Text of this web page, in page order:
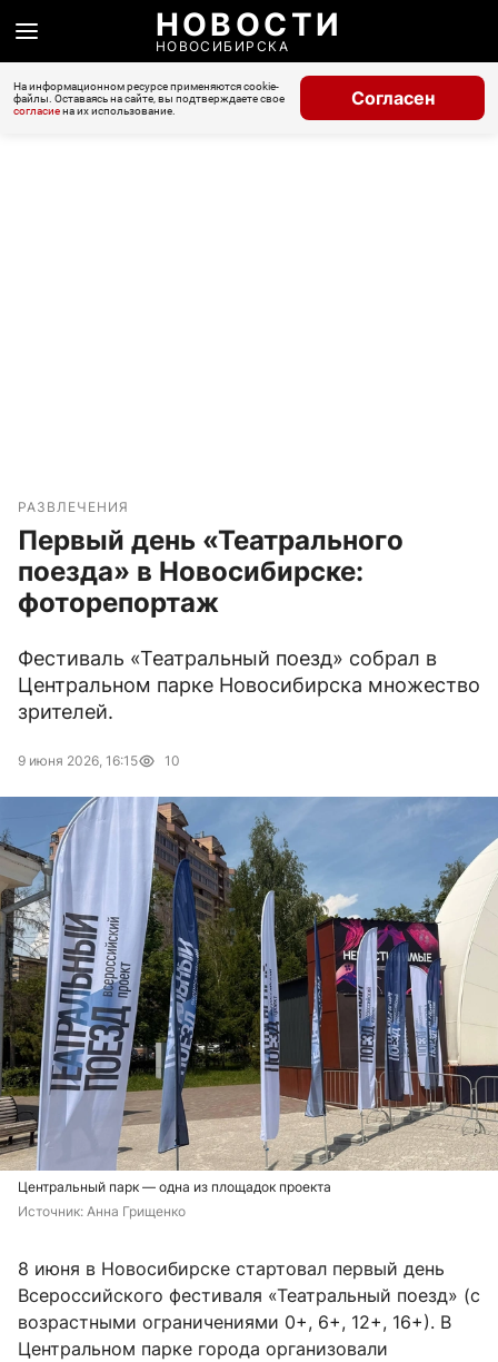
НОВОСТИ
НОВОСИБИРСКА
На информационном ресурсе применяются cookie-
файлы. Оставаясь на сайте, вы подтверждаете свое
согласиена их использование.
Согласен
РАЗВЛЕЧЕНИЯ
Первый день «Театрального
поезда» в Новосибирске:
фоторепортаж
Фестиваль «Театральный поезд» собрал в
Центральном парке Новосибирска множество
зрителей.
9 июня 2026, 16:15 10
Центральный парк — одна из площадок проекта
Источник: Анна Грищенко
8 июня в Новосибирске стартовал первый день
Всероссийского фестиваля «Театральный поезд» (с
возрастными ограничениями 0+, 6+, 12+, 16+). В
Центральном парке города организовали